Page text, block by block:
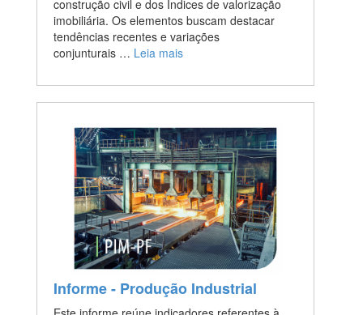
construção civil e dos Índices de valorização
imobiliária. Os elementos buscam destacar
tendências recentes e variações
conjunturais … Leia mais
Informe - Produção Industrial